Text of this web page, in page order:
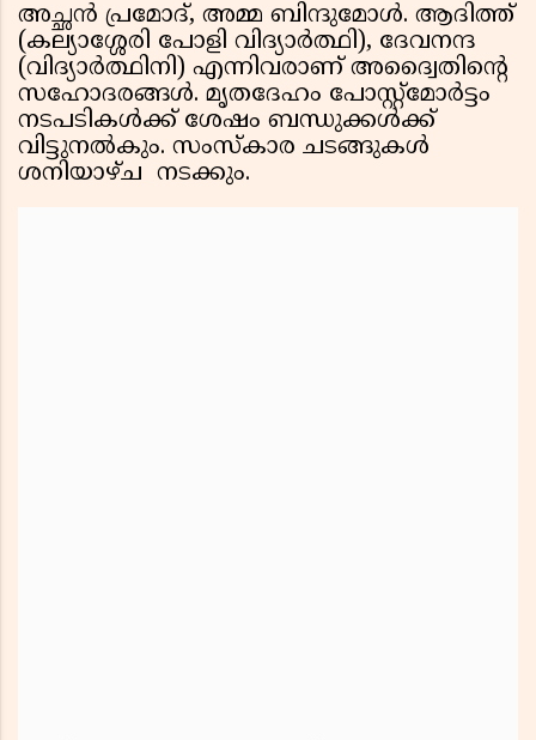
അച്ഛൻ പ്രമോദ്, അമ്മ ബിന്ദുമോൾ. ആദിത്ത്
(കല്യാശ്ശേരി പോളി വിദ്യാർത്ഥി), ദേവനന്ദ
(വിദ്യാർത്ഥിനി) എന്നിവരാണ് അദ്വൈതിൻ്റെ
സഹോദരങ്ങൾ. മൃതദേഹം പോസ്റ്റ്‌മോർട്ടം
നടപടികൾക്ക് ശേഷം ബന്ധുക്കൾക്ക്
വിട്ടുനൽകും. സംസ്‌കാര ചടങ്ങുകൾ
ശനിയാഴ്ച നടക്കും.